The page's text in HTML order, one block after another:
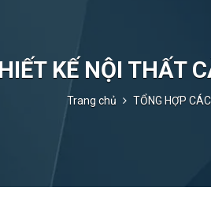
KẾ NỘI THẤT
Trang chủ TỔNG HỢP